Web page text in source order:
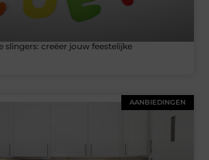
slingers: creëer jouw feestelijke
AANBIEDINGEN